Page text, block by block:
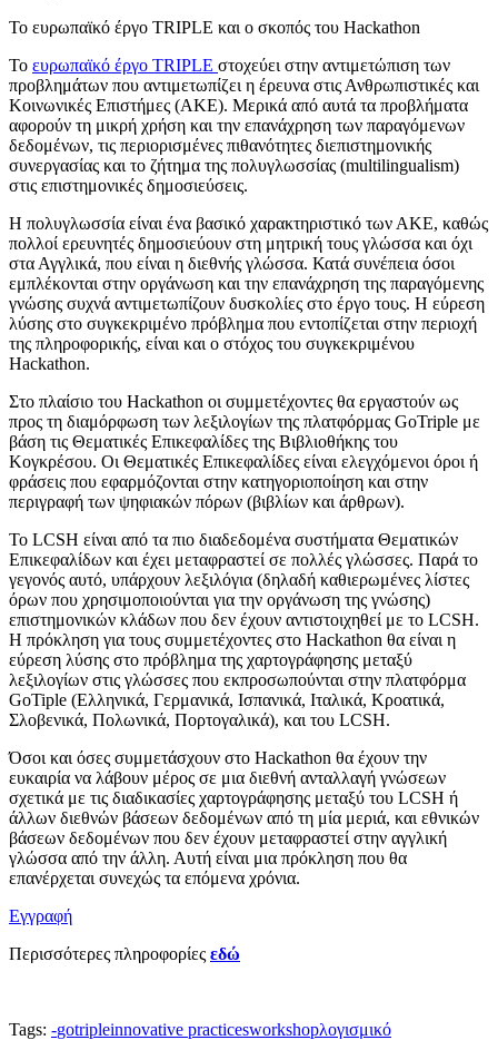
Το ευρωπαϊκό έργο TRIPLE και ο σκοπός του Hackathon
Το ευρωπαϊκό έργο TRIPLE στοχεύει στην αντιμετώπιση των
προβλημάτων που αντιμετωπίζει η έρευνα στις Ανθρωπιστικές και
Κοινωνικές Επιστήμες (ΑΚΕ). Μερικά από αυτά τα προβλήματα
αφορούν τη μικρή χρήση και την επανάχρηση των παραγόμενων
δεδομένων, τις περιορισμένες πιθανότητες διεπιστημονικής
συνεργασίας και το ζήτημα της πολυγλωσσίας (multilingualism)
στις επιστημονικές δημοσιεύσεις.
Η πολυγλωσσία είναι ένα βασικό χαρακτηριστικό των ΑΚΕ, καθώς
πολλοί ερευνητές δημοσιεύουν στη μητρική τους γλώσσα και όχι
στα Αγγλικά, που είναι η διεθνής γλώσσα. Κατά συνέπεια όσοι
εμπλέκονται στην οργάνωση και την επανάχρηση της παραγόμενης
γνώσης συχνά αντιμετωπίζουν δυσκολίες στο έργο τους. Η εύρεση
λύσης στο συγκεκριμένο πρόβλημα που εντοπίζεται στην περιοχή
της πληροφορικής, είναι και ο στόχος του συγκεκριμένου
Hackathon.
Στο πλαίσιο του Hackathon οι συμμετέχοντες θα εργαστούν ως
προς τη διαμόρφωση των λεξιλογίων της πλατφόρμας GoTriple με
βάση τις Θεματικές Επικεφαλίδες της Βιβλιοθήκης του
Κογκρέσου. Οι Θεματικές Επικεφαλίδες είναι ελεγχόμενοι όροι ή
φράσεις που εφαρμόζονται στην κατηγοριοποίηση και στην
περιγραφή των ψηφιακών πόρων (βιβλίων και άρθρων).
Το LCSH είναι από τα πιο διαδεδομένα συστήματα Θεματικών
Επικεφαλίδων και έχει μεταφραστεί σε πολλές γλώσσες. Παρά το
γεγονός αυτό, υπάρχουν λεξιλόγια (δηλαδή καθιερωμένες λίστες
όρων που χρησιμοποιούνται για την οργάνωση της γνώσης)
επιστημονικών κλάδων που δεν έχουν αντιστοιχηθεί με το LCSH.
Η πρόκληση για τους συμμετέχοντες στο Hackathon θα είναι η
εύρεση λύσης στο πρόβλημα της χαρτογράφησης μεταξύ
λεξιλογίων στις γλώσσες που εκπροσωπούνται στην πλατφόρμα
GoTiple (Ελληνικά, Γερμανικά, Ισπανικά, Ιταλικά, Κροατικά,
Σλοβενικά, Πολωνικά, Πορτογαλικά), και του LCSH.
Όσοι και όσες συμμετάσχουν στο Hackathon θα έχουν την
ευκαιρία να λάβουν μέρος σε μια διεθνή ανταλλαγή γνώσεων
σχετικά με τις διαδικασίες χαρτογράφησης μεταξύ του LCSH ή
άλλων διεθνών βάσεων δεδομένων από τη μία μεριά, και εθνικών
βάσεων δεδομένων που δεν έχουν μεταφραστεί στην αγγλική
γλώσσα από την άλλη. Αυτή είναι μια πρόκληση που θα
επανέρχεται συνεχώς τα επόμενα χρόνια.
Εγγραφή
Περισσότερες πληροφορίες εδώ
Tags: -gotripleinnovative practicesworkshopλογισμικό